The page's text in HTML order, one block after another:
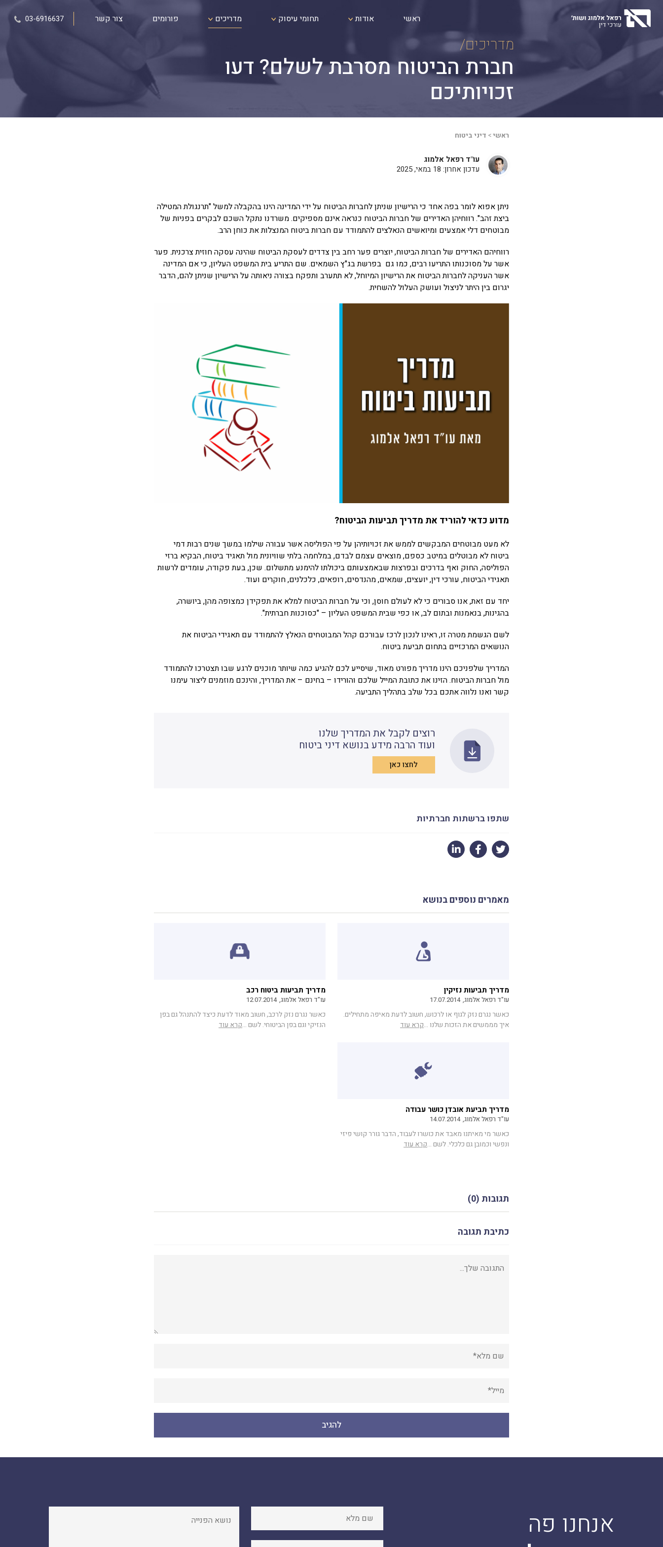
content
ראשי אודות תחומי עיסוק מדריכים פורומים צור קשר 03-6916637
מדריכים/
חברת הביטוח מסרבת לשלם? דעו
זכויותיכם
ראשי> דיני ביטוח
עו"ד רפאל אלמוג
עדכון אחרון: 18 במאי, 2025
ניתן אפוא לומר בפה אחד כי הרישיון שניתן לחברות הביטוח על ידי המדינה הינו בהקבלה למשל "תרנגולת המטילה
ביצת זהב". רווחיהן האדירים של חברות הביטוח כנראה אינם מספיקים. משרדנו נתקל השכם לבקרים בפניות של
מבוטחים דלי אמצעים ומיואשים הנאלצים להתמודד עם חברות ביטוח המנצלות את כוחן הרב.
רווחיהם האדירים של חברות הביטוח, יוצרים פער רחב בין צדדים לעסקת הביטוח שהינה עסקה חוזית צרכנית. פער
אשר על מסוכנותו התריעו רבים, כמו גם בפרשת בג"ץ השמאים. שם התריע בית המשפט העליון, כי אם המדינה
אשר העניקה לחברות הביטוח את הרישיון המיוחל, לא תתערב ותפקח בצורה ניאותה על הרישיון שניתן להם, הדבר
יגרום בין היתר לניצול ועושק העלול להשחית.
מדוע כדאי להוריד את מדריך תביעות הביטוח?
לא מעט מבוטחים המבקשים לממש את זכויותיהן על פי הפוליסה אשר עבורה שילמו במשך שנים רבות דמי
ביטוח לא מבוטלים במיטב כספם, מוצאים עצמם לבדם, במלחמה בלתי שוויונית מול תאגיד ביטוח, הבקיא ברזי
הפוליסה, החוק ואף בדרכים ובפרצות שבאמצעותם ביכולתו להימנע מתשלום. שכן, בעת פקודה, עומדים לרשות
תאגידי הביטוח, עורכי דין, יועצים, שמאים, מהנדסים, רופאים, כלכלנים, חוקרים ועוד.
יחד עם זאת, אנו סבורים כי לא לעולם חוסן, וכי על חברות הביטוח למלא את תפקידן כמצופה מהן, ביושרה,
בהגינות, בנאמנות ובתום לב, או כפי שבית המשפט העליון – "כסוכנות חברתית".
לשם הגשמת מטרה זו, ראינו לנכון לרכז עבורכם קהל המבוטחים הנאלץ להתמודד עם תאגידי הביטוח את
הנושאים המרכזיים בתחום תביעת ביטוח.
המדריך שלפניכם הינו מדריך מפורט מאוד, שיסייע לכם להגיע כמה שיותר מוכנים לרגע שבו תצטרכו להתמודד
מול חברות הביטוח. הזינו את כתובת המייל שלכם והורידו – בחינם – את המדריך, והינכם מוזמנים ליצור עימנו
קשר ואנו נלווה אתכם בכל שלב בתהליך התביעה.
רוצים לקבל את המדריך שלנו
ועוד הרבה מידע בנושא דיני ביטוח
לחצו כאן
שתפו ברשתות חברתיות
מאמרים נוספים בנושא
מדריך תביעות נזיקין
עו"ד רפאל אלמוג, 17.07.2014
כאשר נגרם נזק לגוף או לרכוש, חשוב לדעת מאיפה מתחילים.
איך מממשים את הזכות שלנו ...קרא עוד
מדריך תביעות ביטוח רכב
עו"ד רפאל אלמוג, 12.07.2014
כאשר נגרם נזק לרכב, חשוב מאוד לדעת כיצד להתנהל גם בפן
הנזיקי וגם בפן הביטוחי. לשם ...קרא עוד
מדריך תביעת אובדן כושר עבודה
עו"ד רפאל אלמוג, 14.07.2014
כאשר מי מאיתנו מאבד את כושרו לעבוד, הדבר גורר קושי פיזי
ונפשי וכמובן גם כלכלי. לשם ...קרא עוד
תגובות (0)
כתיבת תגובה
אנחנו פה